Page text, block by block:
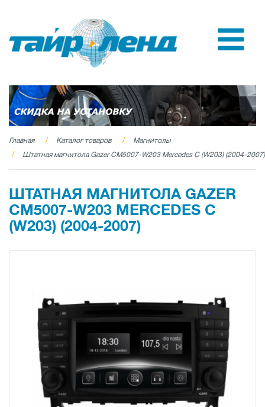
Главная Каталог товаров
Магнитолы
Штатная магнитола Gazer CM5007-W203 Mercedes C (W203) (2004-2007)
ШТАТНАЯ МАГНИТОЛА GAZER
CM5007-W203 MERCEDES C
(W203) (2004-2007)